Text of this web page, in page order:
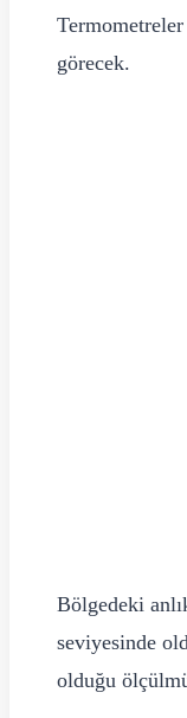
görecek.
Bölgedeki
seviyesinde
olduğu